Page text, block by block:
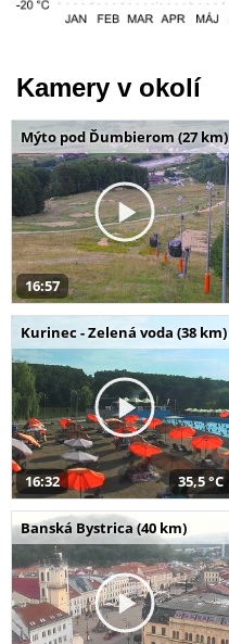
Kamery v okolí
Mýto pod Ďumbierom (27 km)
16:57
Kurinec - Zelená voda (38 km)
16:32 35,5 °C
Banská Bystrica (40 km)